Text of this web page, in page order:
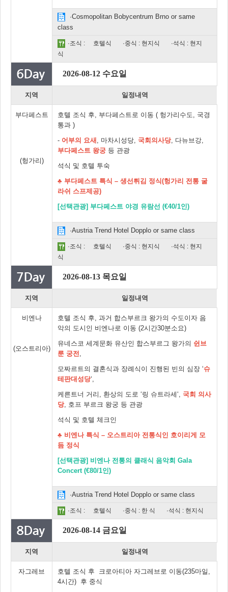
·Cosmopolitan Bobycentrum Brno or same
class
·조식 : 호텔식 ·중식 : 현지식
·석식 : 현지
식
2026-08-12 수요일
지역 일정내역
부다페스트
(헝가리)
호텔 조식 후, 부다페스트로 이동 ( 헝가리수도, 국경
통과 )
- 어부의 요새 , 마차시성당, 국회의사당, 다뉴브강,
부다페스트 왕궁 등 관광
석식 및 호텔 투숙
♣ 부다페스트 특식 – 생선튀김 정식(헝가리 전통 굴
라쉬 스프제공)
[선택관광] 부다페스트 야경 유람선 (€40/1인)
·Austria Trend Hotel Dopplo or same class
·조식 : 호텔식 ·중식 : 현지식
·석식 : 현지
식
2026-08-13 목요일
지역 일정내역
비엔나
(오스트리아)
호텔 조식 후, 과거 합스부르크 왕가의 수도이자 음
악의 도시인 비엔나로 이동 (2시간30분소요)
유네스코 세계문화 유산인 합스부르그 왕가의 쉰브
룬 궁전
모짜르트의 결혼식과 장례식이 진행된 빈의 심장 ‘슈
테판대성당‘,
케른트너 거리, 환상의 도로 ‘링 슈트라세‘, 국회 의사
당, 호프 부르크 왕궁 등 관광
석식 및 호텔 체크인
♣ 비엔나 특식 – 오스트리아 전통식인 호이리게 모
듬 정식
[선택관광] 비엔나 전통의 클래식 음악회 Gala
Concert (€80/1인)
·Austria Trend Hotel Dopplo or same class
·조식 : 호텔식 ·중식 : 한 식 ·석식 : 현지식
2026-08-14 금요일
지역 일정내역
자그레브
호텔 조식 후 크로아티아 자그레브로 이동(235마일,
4시간) 후 중식